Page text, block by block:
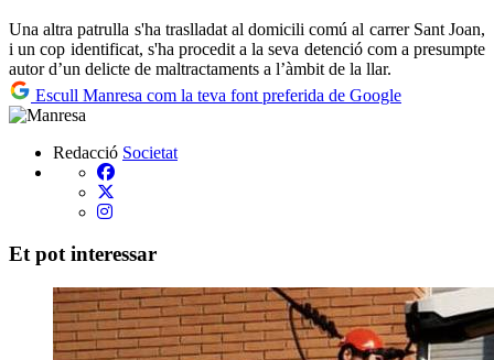
Una altra patrulla s'ha traslladat al domicili comú al carrer Sant Joan,
i un cop identificat, s'ha procedit a la seva detenció com a presumpte
autor d’un delicte de maltractaments a l’àmbit de la llar.
Escull Manresa com la teva font preferida de Google
Redacció Societat
Et pot interessar